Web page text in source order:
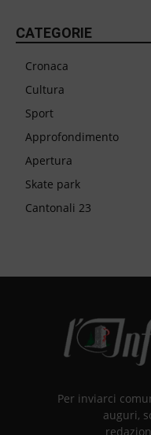
CATEGORIE
Cronaca
Cultura
Sport
Approfondimento
Apertura
Skate park
Cantonali 23
Per inviarci
auguri,